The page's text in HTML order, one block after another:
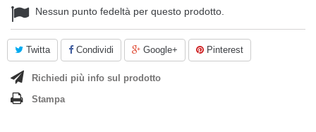
Nessun punto fedeltà per questo prodotto.
Twitta Condividi Google+ Pinterest
Richiedi più info sul prodotto
Stampa